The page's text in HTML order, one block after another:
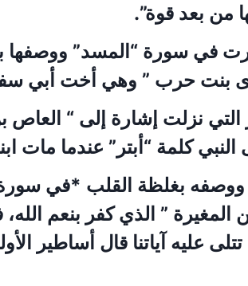
من بعد قوة”.
في سورة “المسد” ووصفها
بنت حرب ” وهي أخت أبي
نزلت إشارة إلى “ العاص
كلمة “أبتر” عندما مات
ووصفه بغلظة القلب *في
” الذي كفر بنعم الله،
عليه آياتنا قال أساطير